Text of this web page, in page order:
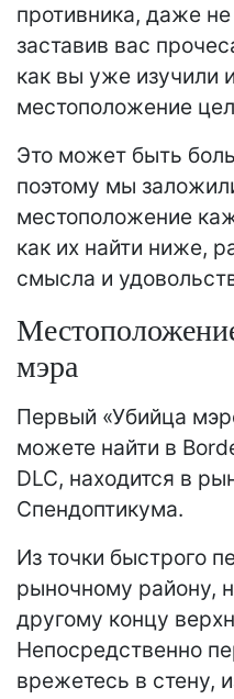
противника, даже не
заставив вас
как вы уже изучили
местоположение
Это может быть
поэтому мы
местоположение
как их найти ниже,
смысла и
мэра
Первый «Убийца
можете найти в
DLC, находится в
Спендоптикума.
Из точки быстрого
рыночному району,
другому концу
Непосредственно
врежетесь в стену,